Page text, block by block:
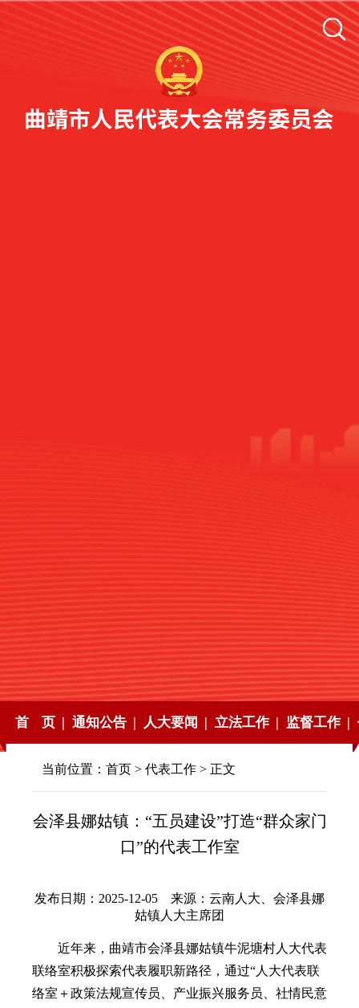
首 页 | 通知公告 | 人大要闻 | 立法工作 | 监督工作 |
当前位置： 首页 > 代表工作 > 正文
会泽县娜姑镇：“五员建设”打造“群众家门
口”的代表工作室
发布日期：2025-12-05 来源：云南人大、会泽县娜
姑镇人大主席团
近年来，曲靖市会泽县娜姑镇牛泥塘村人大代表
联络室积极探索代表履职新路径，通过“人大代表联
络室＋政策法规宣传员、产业振兴服务员、社情民意